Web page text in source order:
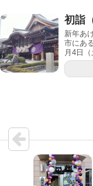
初詣
新年あ
市にあ
月4日